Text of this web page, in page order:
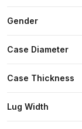
Gender
Case Diameter
Case Thickness
Lug Width